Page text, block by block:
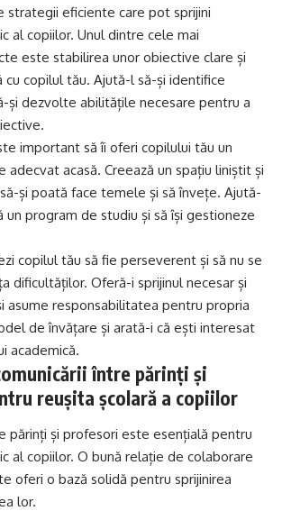
strategii eficiente care pot sprijini
al copiilor. Unul dintre cele mai
este stabilirea unor obiective clare și
cu copilul tău. Ajută-l să-și identifice
și dezvolte abilitățile necesare pentru a
important să îi oferi copilului tău un
adecvat acasă. Creează un spațiu liniștit și
și poată face temele și să învețe. Ajută-
un program de studiu și să își gestioneze
copilul tău să fie perseverent și să nu se
dificultăților. Oferă-i sprijinul necesar și
asume responsabilitatea pentru propria
de învățare și arată-i că ești interesat
academică.
între părinți și
reușita școlară a copiilor
părinți și profesori este esențială pentru
al copiilor. O bună relație de colaborare
oferi o bază solidă pentru sprijinirea
lor.